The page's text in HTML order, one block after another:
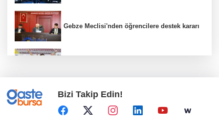
Gebze Meclisi'nden öğrencilere destek kararı
Özgür Aras'ın çok konuşulan kitabı yeni
Bodrum’da kutladı
Bizi Takip Edin!